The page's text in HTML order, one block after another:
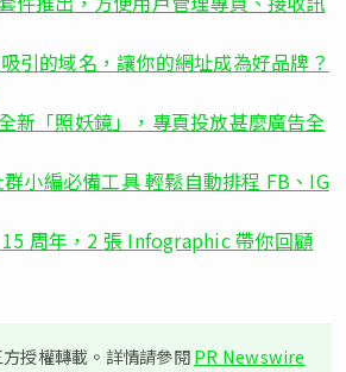
引的域名，讓你的網址成為好品牌？
新「照妖鏡」，專頁投放甚麼廣告全
小編必備工具 輕鬆自動排程 FB、IG
周年，2 張 Infographic 帶你回顧
授權轉載。詳情請參閱PR Newswire